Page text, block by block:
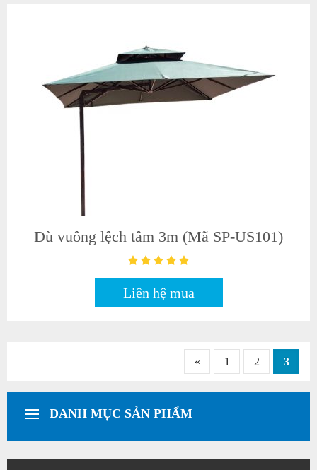
Dù vuông lệch tâm 3m (Mã SP-US101)
Liên hệ mua
« 1 2 3
DANH MỤC SẢN PHẨM